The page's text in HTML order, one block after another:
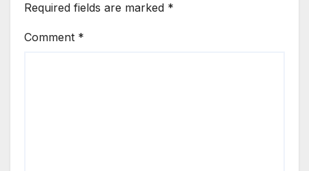
Required fields are marked *
Comment *